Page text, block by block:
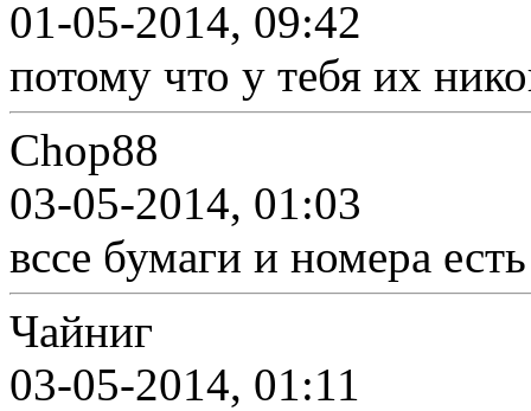
01-05-2014, 09:42
потому что у тебя их
Chop88
03-05-2014, 01:03
вссе бумаги и номера есть
Чайниг
03-05-2014, 01:11